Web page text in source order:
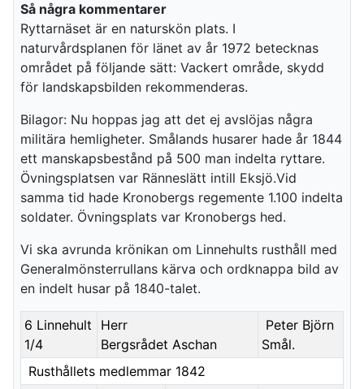
Så några kommentarer
Ryttarnäset är en naturskön plats. I
naturvårdsplanen för länet av år 1972 betecknas
området på följande sätt: Vackert område, skydd
för landskapsbilden rekommenderas.
Bilagor: Nu hoppas jag att det ej avslöjas några
militära hemligheter. Smålands husarer hade år 1844
ett manskapsbestånd på 500 man indelta ryttare.
Övningsplatsen var Ränneslätt intill Eksjö.Vid
samma tid hade Kronobergs regemente 1.100 indelta
soldater. Övningsplats var Kronobergs hed.
Vi ska avrunda krönikan om Linnehults rusthåll med
Generalmönsterrullans kärva och ordknappa bild av
en indelt husar på 1840-talet.
6 Linnehult
1/4
Herr
Bergsrådet Aschan
Peter Björn
Smål.
Rusthållets medlemmar 1842